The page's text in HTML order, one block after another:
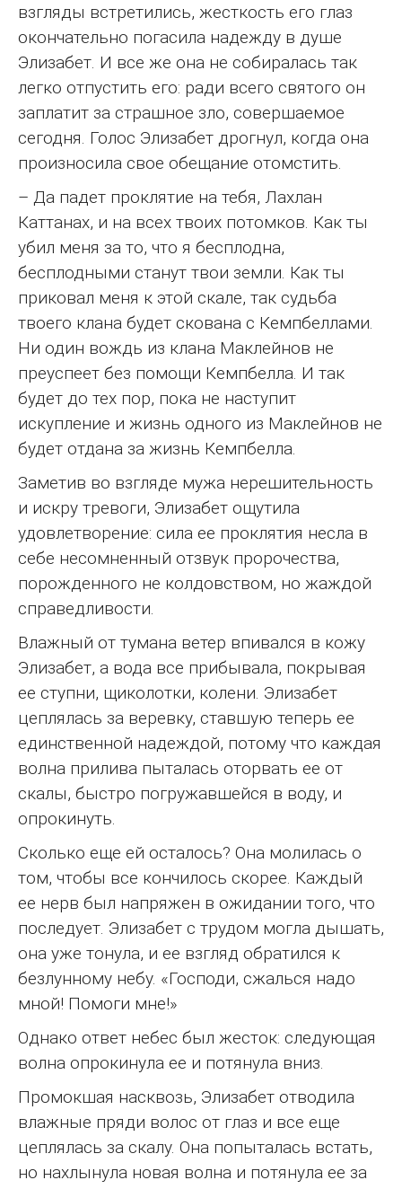
взгляды встретились, жесткость его глаз
окончательно погасила надежду в душе
Элизабет. И все же она не собиралась так
легко отпустить его: ради всего святого он
заплатит за страшное зло, совершаемое
сегодня. Голос Элизабет дрогнул, когда она
произносила свое обещание отомстить.
– Да падет проклятие на тебя, Лахлан
Каттанах, и на всех твоих потомков. Как ты
убил меня за то, что я бесплодна,
бесплодными станут твои земли. Как ты
приковал меня к этой скале, так судьба
твоего клана будет скована с Кемпбеллами.
Ни один вождь из клана Маклейнов не
преуспеет без помощи Кемпбелла. И так
будет до тех пор, пока не наступит
искупление и жизнь одного из Маклейнов не
будет отдана за жизнь Кемпбелла.
Заметив во взгляде мужа нерешительность
и искру тревоги, Элизабет ощутила
удовлетворение: сила ее проклятия несла в
себе несомненный отзвук пророчества,
порожденного не колдовством, но жаждой
справедливости.
Влажный от тумана ветер впивался в кожу
Элизабет, а вода все прибывала, покрывая
ее ступни, щиколотки, колени. Элизабет
цеплялась за веревку, ставшую теперь ее
единственной надеждой, потому что каждая
волна прилива пыталась оторвать ее от
скалы, быстро погружавшейся в воду, и
опрокинуть.
Сколько еще ей осталось? Она молилась о
том, чтобы все кончилось скорее. Каждый
ее нерв был напряжен в ожидании того, что
последует. Элизабет с трудом могла дышать,
она уже тонула, и ее взгляд обратился к
безлунному небу. «Господи, сжалься надо
мной! Помоги мне!»
Однако ответ небес был жесток: следующая
волна опрокинула ее и потянула вниз.
Промокшая насквозь, Элизабет отводила
влажные пряди волос от глаз и все еще
цеплялась за скалу. Она попыталась встать,
но нахлынула новая волна и потянула ее за